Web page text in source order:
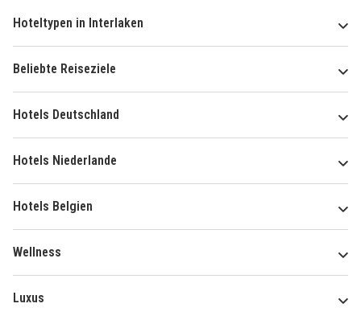
Hoteltypen in Interlaken
Beliebte Reiseziele
Hotels Deutschland
Hotels Niederlande
Hotels Belgien
Wellness
Luxus